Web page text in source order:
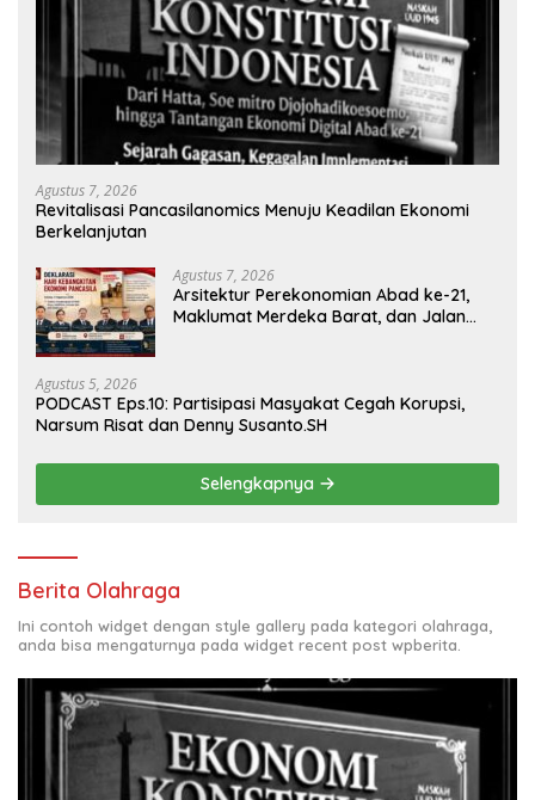
Agustus 7, 2026
Revitalisasi Pancasilanomics Menuju Keadilan Ekonomi
Berkelanjutan
Agustus 7, 2026
Arsitektur Perekonomian Abad ke-21,
Maklumat Merdeka Barat, dan Jalan
Agustus 5, 2026
PODCAST Eps.10: Partisipasi Masyakat Cegah Korupsi,
Narsum Risat dan Denny Susanto.SH
Selengkapnya
Berita Olahraga
Ini contoh widget dengan style gallery pada kategori olahraga,
anda bisa mengaturnya pada widget recent post wpberita.